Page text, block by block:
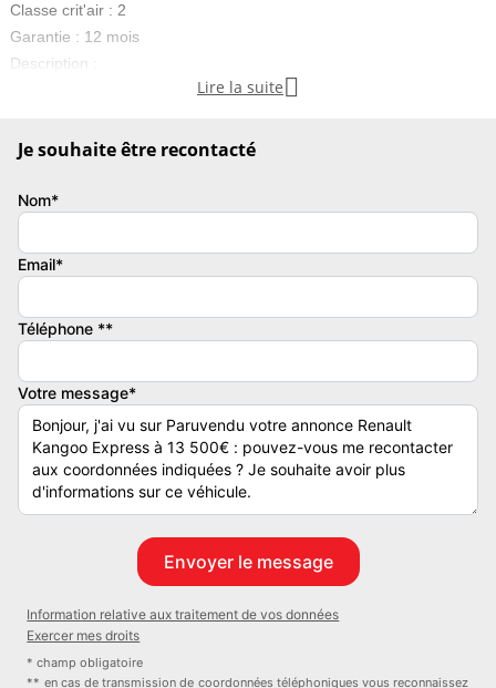
Classe crit'air : 2
Garantie : 12 mois
Description :
CONFORT CAB APPRO 5 PLACES 90 CV,
- gris clair,
- première main,
- direction assistée,
- climatisation manuelle,
- vitres avant éléctriques,
- état : comme neuf
- energie : diesel
- millesime : 2019
- mise en circulation : 22/07/2019
- kilometrage : 81000
- couleur : gris clair
- boite de vitesse : manuelle
- puissance reelle : 90
- classe critair : 2
Lire la suite 
Je souhaite être recontacté
Nom*
Email*
Téléphone **
Votre message*
Information relative aux traitement de vos données
Exercer mes droits
* champ obligatoire
** en cas de transmission de coordonnées téléphoniques vous reconnaissez